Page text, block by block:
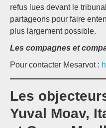
refus lues devant le
partageons pour faire
plus largement possible.
Les compagnes et
Pour contacter Mesarvot :
Les
Yuval Moav,